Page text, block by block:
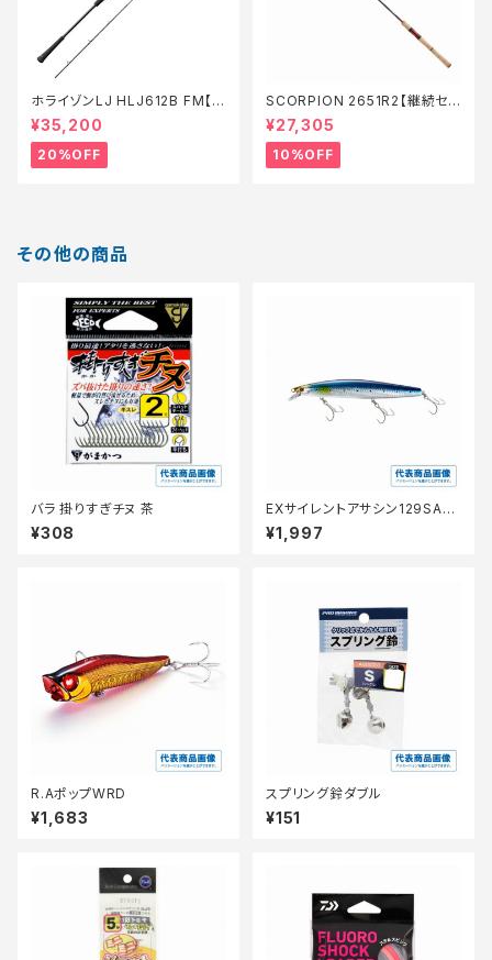
ホライゾンLJ HLJ612B FM【特
価ロッド】【20】
¥35,200
20%OFF
SCORPION 2651R2【継続セ
ール_ロッド】【10】
¥27,305
10%OFF
その他の商品
バラ 掛りすぎチヌ 茶
¥308
EXサイレントアサシン129SAR
XＭ−229N
¥1,997
R.AポップWRD
¥1,683
スプリング鈴ダブル
¥151